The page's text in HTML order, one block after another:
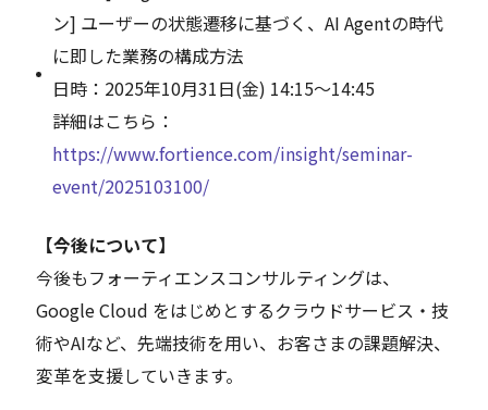
ン] ユーザーの状態遷移に基づく、AI Agentの時代
に即した業務の構成方法
日時：2025年10月31日(金) 14:15～14:45
詳細はこちら：
https://www.fortience.com/insight/seminar-
event/2025103100/
【今後について】
今後もフォーティエンスコンサルティングは、
Google Cloud をはじめとするクラウドサービス・技
術やAIなど、先端技術を用い、お客さまの課題解決、
変革を支援していきます。